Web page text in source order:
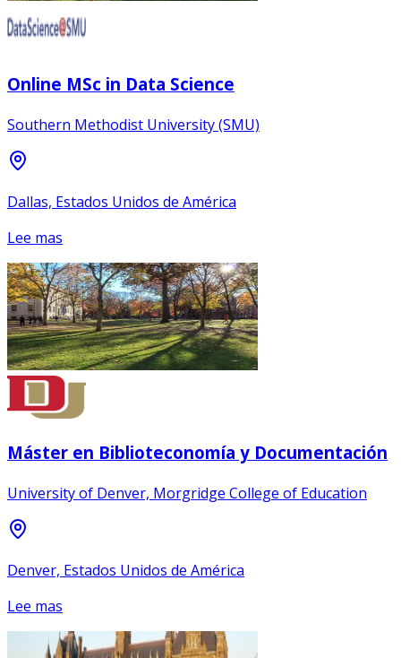
Online MSc in Data Science
Southern Methodist University (SMU)
Dallas, Estados Unidos de América
Lee mas
Máster en Biblioteconomía y Documentación
University of Denver, Morgridge College of Education
Denver, Estados Unidos de América
Lee mas